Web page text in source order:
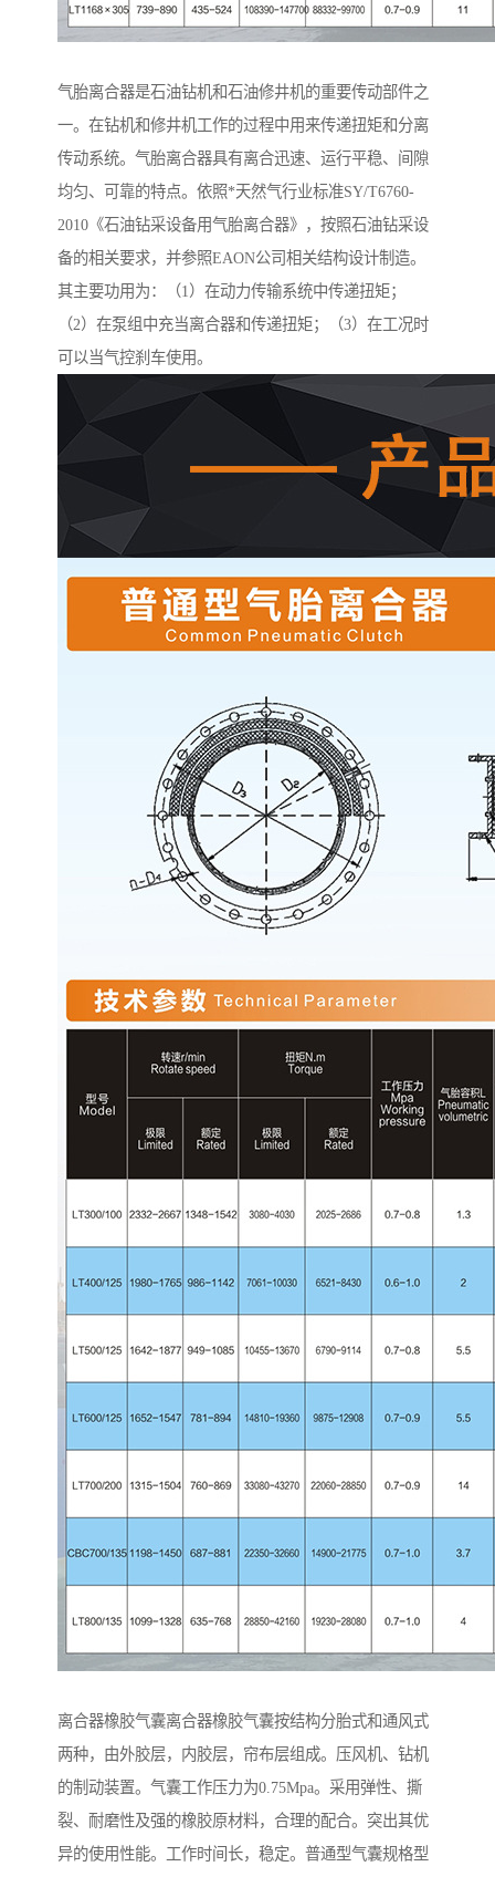
气胎离合器是石油钻机和石油修井机的重要传动部件之
一。在钻机和修井机工作的过程中用来传递扭矩和分离
传动系统。气胎离合器具有离合迅速、运行平稳、间隙
均匀、可靠的特点。依照*天然气行业标准SY/T6760-
2010《石油钻采设备用气胎离合器》，按照石油钻采设
备的相关要求，并参照EAON公司相关结构设计制造。
其主要功用为：（1）在动力传输系统中传递扭矩；
（2）在泵组中充当离合器和传递扭矩；（3）在工况时
可以当气控刹车使用。
离合器橡胶气囊离合器橡胶气囊按结构分胎式和通风式
两种，由外胶层，内胶层，帘布层组成。压风机、钻机
的制动装置。气囊工作压力为0.75Mpa。采用弹性、撕
裂、耐磨性及强的橡胶原材料，合理的配合。突出其优
异的使用性能。工作时间长，稳定。普通型气囊规格型